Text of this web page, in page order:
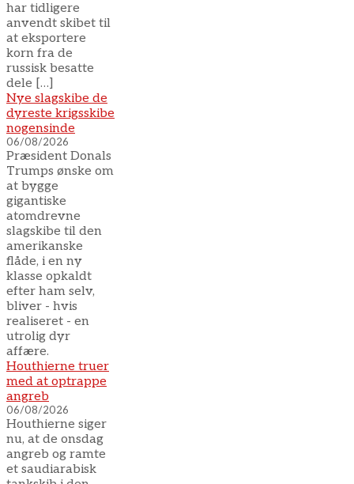
har tidligere
anvendt skibet til
at eksportere
korn fra de
russisk besatte
dele […]
Nye slagskibe de
dyreste krigsskibe
nogensinde
06/08/2026
Præsident Donals
Trumps ønske om
at bygge
gigantiske
atomdrevne
slagskibe til den
amerikanske
flåde, i en ny
klasse opkaldt
efter ham selv,
bliver - hvis
realiseret - en
utrolig dyr
affære.
Houthierne truer
med at optrappe
angreb
06/08/2026
Houthierne siger
nu, at de onsdag
angreb og ramte
et saudiarabisk